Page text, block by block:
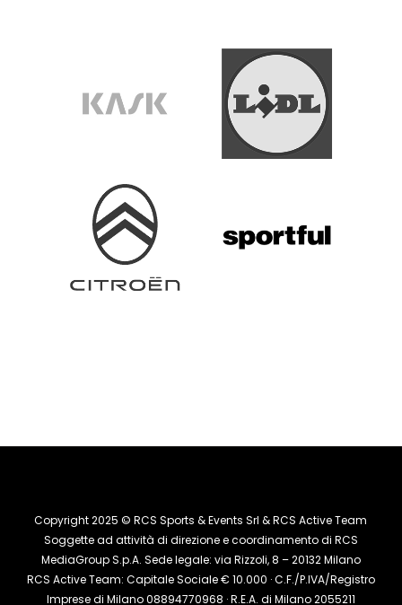
Copyright 2025 © RCS Sports & Events Srl & RCS Active Team
Soggette ad attività di direzione e coordinamento di RCS
MediaGroup S.p.A. Sede legale: via Rizzoli, 8 – 20132 Milano
RCS Active Team: Capitale Sociale € 10.000 · C.F./P.IVA/Registro
Imprese di Milano 08894770968 · R.E.A. di Milano 2055211